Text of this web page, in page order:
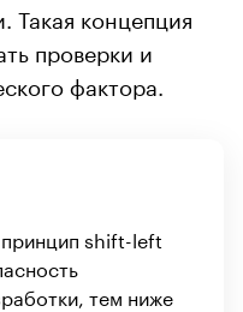
Такая концепция
проверки и
фактора.
shift-left
тем ниже